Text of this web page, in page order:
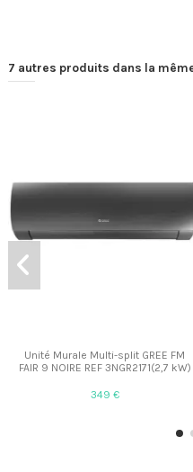
7 autres produits dans la
Unité Murale Multi-split GREE FM
FAIR 9 NOIRE REF 3NGR2171(2,7 kW)
349 €